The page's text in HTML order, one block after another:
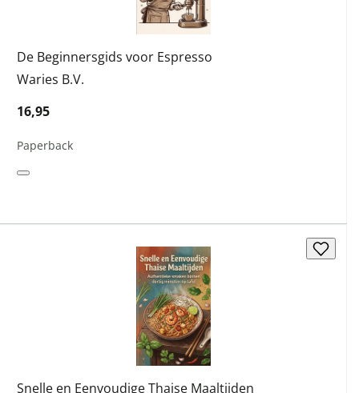
De Beginnersgids voor Espresso
Waries B.V.
16,95
Paperback
Snelle en Eenvoudige Thaise Maaltijden